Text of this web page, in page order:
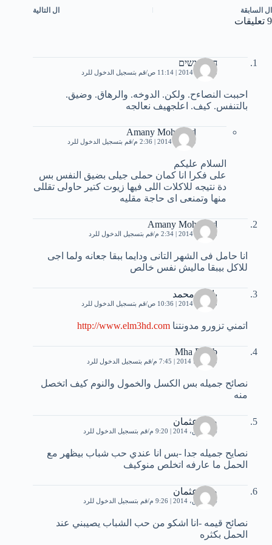
ال السابقة ال التالية
9 تعليقات
חלום נשים
23 يناير، 2014 | 11:14 ص قم بتسجيل الدخول للرد
ﺍﺣﺒﺒﺖ ﺍﻟﻨﺼﺎءﺡ. ﻭﻟﻜﻦ. ﺍﻟﺪﻭﺧﻪ. ﻭﺍﻟﺮﻫﺎﻕ. ﻭﺿﻴﻖ.
ﺑﺎﻟﺘﻨﻔﺲ. ﻛﻴﻒ. ﺍﻋﻠﺠﻬﻴﻒ ﻧﻌﺎﻟﺠﻪ
Amany Mohemad
25 يناير، 2014 | 2:36 م قم بتسجيل الدخول للرد
السلام عليكم
على فكرا انا كمان حملى جيلى بضيق النفس بس
دة نتيجه للاكلات اللى فيها زيوت كتير حاولى تقللى
منها وتمنعى اى حاجة مقليه
Amany Mohemad
25 يناير، 2014 | 2:34 م قم بتسجيل الدخول للرد
انا حامل فى الشهر التانى ودايما ببقا جعانه ولما اجى
للاكل بيبقا ماليش نفس خالص
باسل محمد
30 يناير، 2014 | 10:36 ص قم بتسجيل الدخول للرد
اتمني تزورو مدونتنا http://www.elm3hd.com
Mha Eihab
5 مارس، 2014 | 7:45 م قم بتسجيل الدخول للرد
نصائح جميله بس الكسل والخمول والنوم كيف اتخصل
منه
صله عثمان
14 مارس، 2014 | 9:20 م قم بتسجيل الدخول للرد
نصايح جميله جدا -بس انا عندي حب شباب بيظهر مع
الحمل ما عارفه اتخلص منوكيف
صله عثمان
14 مارس، 2014 | 9:26 م قم بتسجيل الدخول للرد
نصائح قيمه -انا اشكو من حب الشباب يصيبني عند
الحمل بكثره